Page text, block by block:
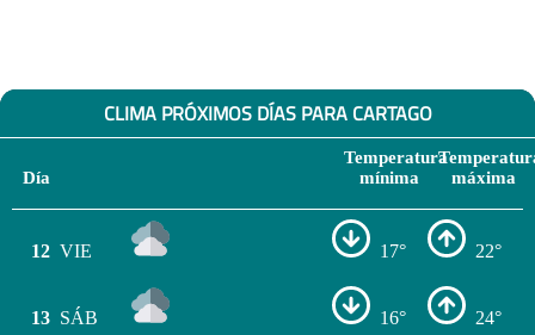
CLIMA PRÓXIMOS DÍAS PARA CARTAGO
Día
Temperatura
mínima
máxima
12 VIE 17° 22°
13 SÁB 16° 24°